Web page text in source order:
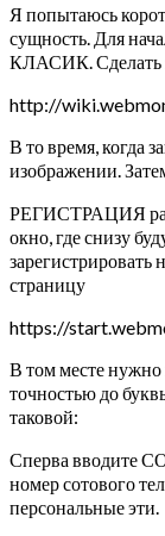
Я попытаюсь
сущность. Для
КЛАСИК. Сделать
http://
В то время, когда
изображении.
РЕГИСТРАЦИЯ
окно, где снизу
страницу
https://
В том месте нужно
точностью до
таковой:
Сперва
номер сотового
персональные эти.